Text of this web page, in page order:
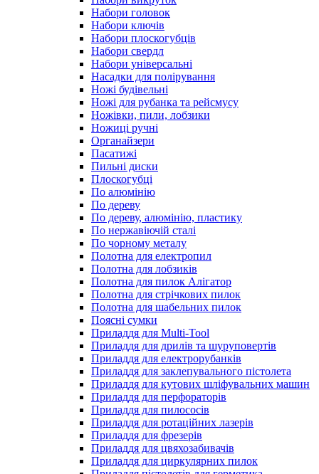
Набори головок
Набори ключів
Набори плоскогубців
Набори свердл
Набори універсальні
Насадки для полірування
Ножі будівельні
Ножі для рубанка та рейсмусу
Ножівки, пили, лобзики
Ножиці ручні
Органайзери
Пасатижі
Пильні диски
Плоскогубці
По алюмінію
По дереву
По дереву, алюмінію, пластику
По нержавіючій сталі
По чорному металу
Полотна для електропил
Полотна для лобзиків
Полотна для пилок Алігатор
Полотна для стрічкових пилок
Полотна для шабельних пилок
Поясні сумки
Приладдя для Multi-Tool
Приладдя для дрилів та шуруповертів
Приладдя для електрорубанків
Приладдя для заклепувального пістолета
Приладдя для кутових шліфувальних машин
Приладдя для перфораторів
Приладдя для пилососів
Приладдя для ротаційних лазерів
Приладдя для фрезерів
Приладдя для цвяхозабивачів
Приладдя для циркулярних пилок